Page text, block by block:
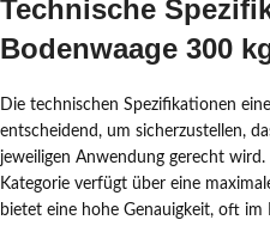
Technische
Bodenwaage 300
Die technischen Spezifikationen
entscheidend, um sicherzustellen,
jeweiligen Anwendung gerecht
Kategorie verfügt über eine
bietet eine hohe Genauigkeit, oft